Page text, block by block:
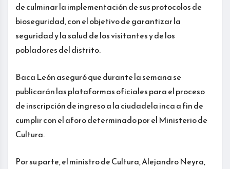
de culminar la implementación de sus protocolos de
bioseguridad, con el objetivo de garantizar la
seguridad y la salud de los visitantes y de los
pobladores del distrito.
Baca León aseguró que durante la semana se
publicarán las plataformas oficiales para el proceso
de inscripción de ingreso a la ciudadela inca a fin de
cumplir con el aforo determinado por el Ministerio de
Cultura.
Por su parte, el ministro de Cultura, Alejandro Neyra,